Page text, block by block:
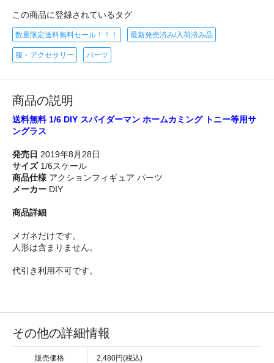
この商品に登録されているタグ
数量限定送料無料セール！！！ 最新発売済み/入荷済み品
服・アクセサリー パーツ
商品の説明
送料無料 1/6 DIY スパイダーマン ホームカミング トニー等用サ
ングラス
発売日 2019年8月28日
サイズ1/6スケール
商品仕様 アクションフィギュア パーツ
メーカー DIY
商品詳細
メガネだけです。
人形は含まりません。
代引き利用不可です。
その他の詳細情報
販売価格 2,480円(税込)